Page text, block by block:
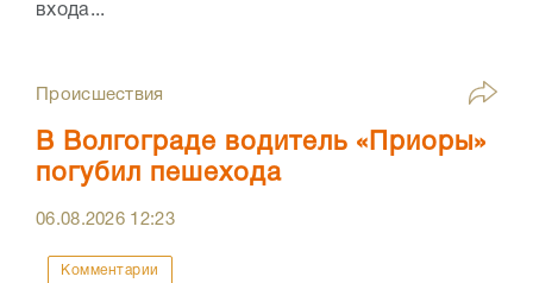
входа...
Происшествия
В Волгограде водитель «Приоры»
погубил пешехода
06.08.2026 12:23
Комментарии